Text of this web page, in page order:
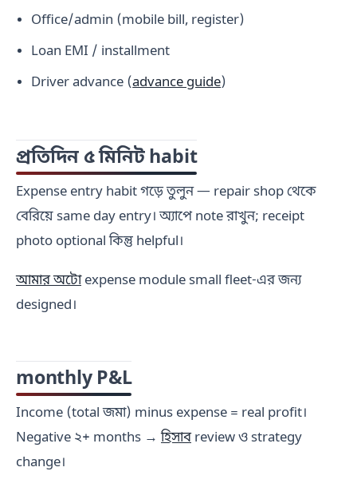
Office/admin (mobile bill, register)
Loan EMI / installment
Driver advance (advance guide)
প্রতিদিন ৫ মিনিট habit
Expense entry habit গড়ে তুলুন — repair shop থেকে
বেরিয়ে same day entry। অ্যাপে note রাখুন; receipt
photo optional কিন্তু helpful।
আমার অটোexpense module small fleet-এর জন্য
designed।
monthly P&L
Income (total জমা) minus expense = real profit।
Negative ২+ months →হিসাবreview ও strategy
change।